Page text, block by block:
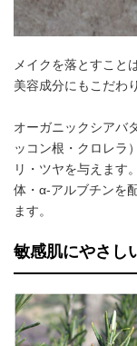
メイクを落とすこと
美容成分にもこだわ
オーガニックシアバ
ッコン根・クロレラ
リ・ツヤを与えます
体・α-アルブチンを
ます。
敏感肌にやさし